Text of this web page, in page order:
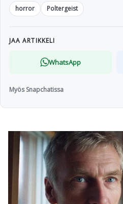
horror
Poltergeist
JAA ARTIKKELI
WhatsApp
Myös Snapchatissa